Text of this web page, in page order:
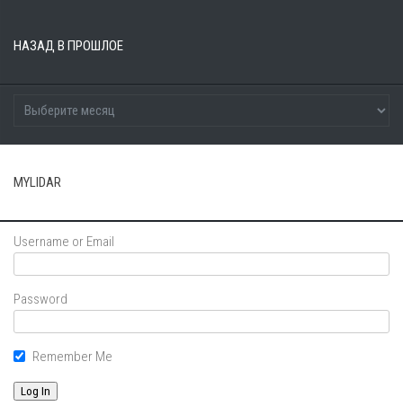
НАЗАД В ПРОШЛОЕ
MYLIDAR
Username or Email
Password
Remember Me